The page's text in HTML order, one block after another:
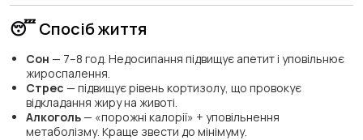
😴 Спосіб життя
Сон — 7–8 год. Недосипання підвищує апетит і уповільнює
жироспалення.
Стрес — підвищує рівень кортизолу, що провокує
відкладання жиру на животі.
Алкоголь— «порожні калорії» + уповільнення
метаболізму. Краще звести до мінімуму.